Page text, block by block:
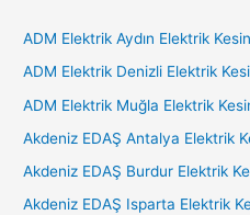
ADM Elektrik Aydın Elektrik
ADM Elektrik Denizli Elektrik
ADM Elektrik Muğla Elektrik
Akdeniz EDAŞ Antalya Elektrik
Akdeniz EDAŞ Burdur Elektrik
Akdeniz EDAŞ Isparta Elektrik